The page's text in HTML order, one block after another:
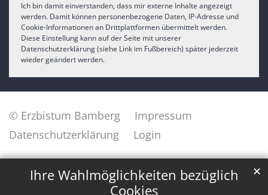
Ihre Wahlmöglichkeiten bezüglich
Cookies
✕
Ich bin damit einverstanden, dass mir externe Inhalte angezeigt
werden. Damit können personenbezogene Daten, IP-Adresse und
Cookie-Informationen an Drittplattformen übermittelt werden.
Diese Einstellung kann auf der Seite mit unserer
Datenschutzerklärung (siehe Link im Fußbereich) später jederzeit
wieder geändert werden.
© Erzbistum Bamberg
Impressum
Datenschutzerklärung
Login